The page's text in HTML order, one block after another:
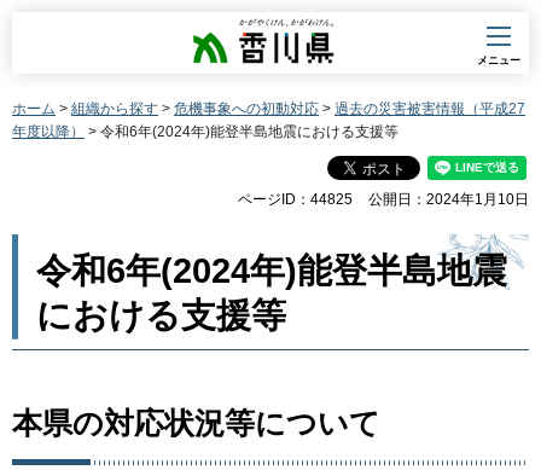
香川県
メニュー
ホーム > 組織から探す > 危機事象への初動対応 > 過去の災害被害情報（平成27
年度以降）
> 令和6年(2024年)能登半島地震における支援等
ページID：44825 公開日：2024年1月10日
令和6年(2024年)能登半島地震
における支援等
本県の対応状況等について